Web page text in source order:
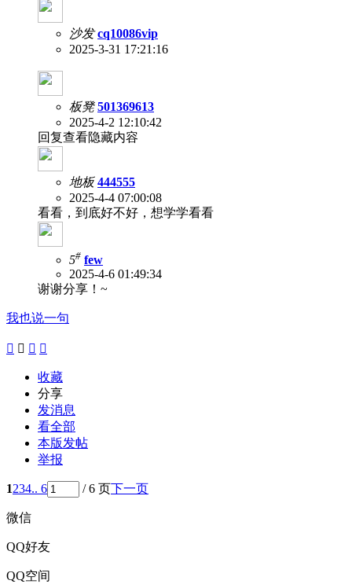
沙发 cq10086vip
2025-3-31 17:21:16
板凳 501369613
2025-4-2 12:10:42
回复查看隐藏内容
地板 444555
2025-4-4 07:00:08
看看，到底好不好，想学学看看
5# few
2025-4-6 01:49:34
谢谢分享！~
我也说一句
   
收藏
分享
发消息
看全部
本版发帖
举报
1234.. 6 / 6 页下一页
微信
QQ好友
QQ空间